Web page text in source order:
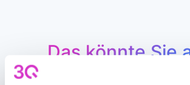
Das könnte Sie